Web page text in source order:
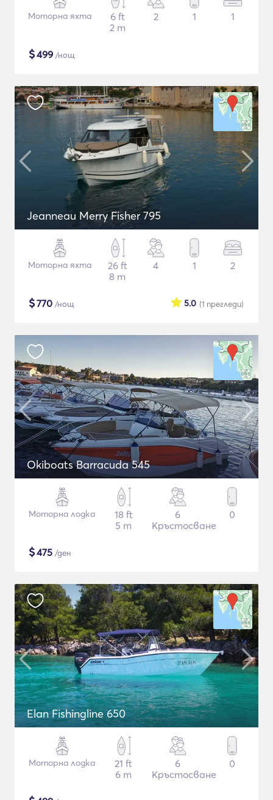
Моторна яхта
6 ft
2 m
2 1 1
$499 /нощ
Jeanneau Merry Fisher 795
Моторна яхта
26 ft
8 m
4 1 2
$770 /нощ (1 прегледи)
5.0
Okiboats Barracuda 545
Моторна лодка
18 ft
5 m
6
Кръстосване
0
$475 /ден
Elan Fishingline 650
Моторна лодка
21 ft
6 m
6
Кръстосване
0